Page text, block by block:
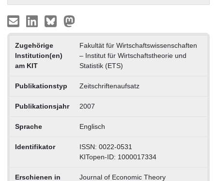
Zugehörige
Institution(en)
am KIT
Fakultät für Wirtschaftswissenschaften
– Institut für Wirtschaftstheorie und
Statistik (ETS)
Publikationstyp Zeitschriftenaufsatz
Publikationsjahr 2007
Sprache Englisch
Identifikator
ISSN: 0022-0531
KITopen-ID: 1000017334
Erschienen in Journal of Economic Theory